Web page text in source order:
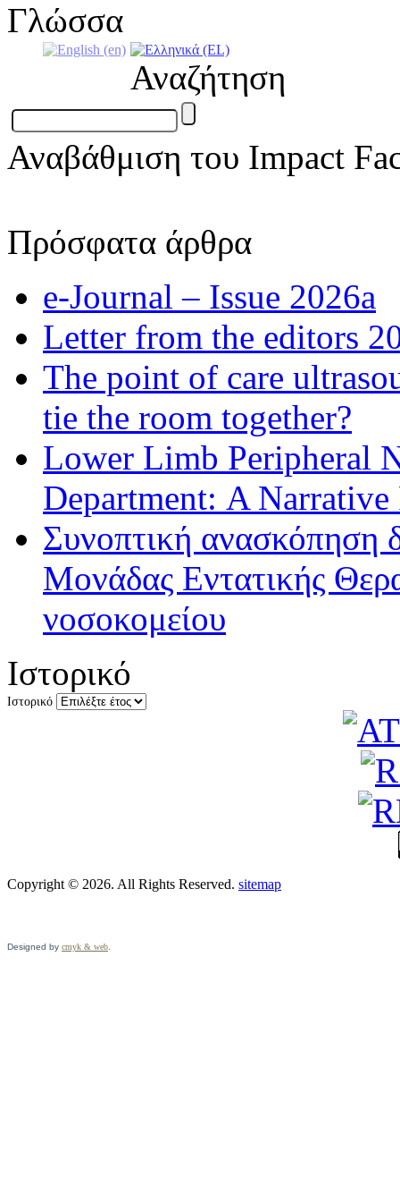
Γλώσσα
Αναζήτηση
Αναβάθμιση του Impact
Πρόσφατα άρθρα
e-Journal – Issue 2026a
Letter from the editors
The point of care
tie the room together?
Lower Limb Peripheral
Department: A
Συνοπτική ανασκόπηση
Μονάδας Εντατικής
νοσοκομείου
Ιστορικό
Ιστορικό
Copyright © 2026. All Rights Reserved. sitemap
Designed by cmyk & web.